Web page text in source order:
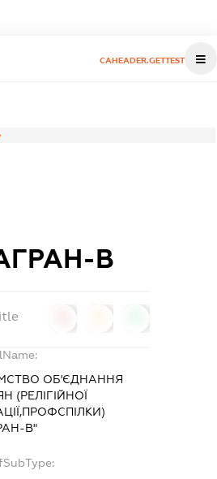
CAHEADER.GETTEST
В
ОБ'ЄДНАННЯ
(РЕЛІГІЙНОЇ
В"